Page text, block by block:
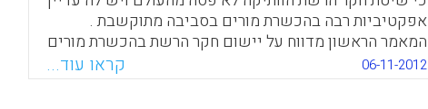
אפקטיביות רבה בהכשרת מורים בסביבה מתוקשבת .
המאמר הראשון מדווח על יישום חקר הרשת בהכשרת מורים
לשפות זרות באוניברסיטה בדרום אמריקה ( קולומביה) .
במאמר מתואר תהליך היישום וההטמעה של שיטת חקר
הרשת בקרב פרחי ההוראה בדרום אמריקה. המאמר השני
06-11-2012 קראו עוד...